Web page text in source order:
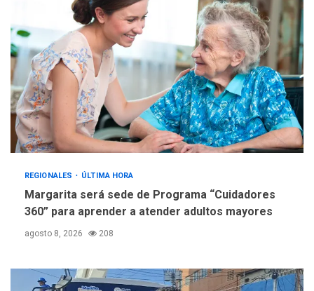
creación y manejo de
estadísticas de turismo
REGIONALES ÚLTIMA HORA
Margarita será sede de Programa “Cuidadores
360” para aprender a atender adultos mayores
agosto 8, 2026 208